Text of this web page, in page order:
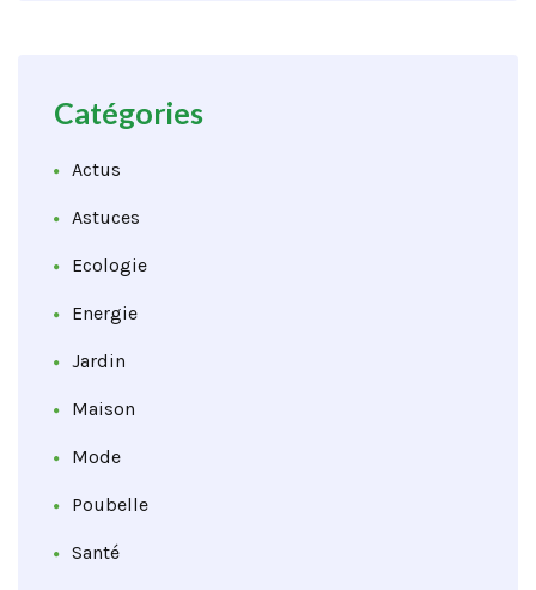
Catégories
Actus
Astuces
Ecologie
Energie
Jardin
Maison
Mode
Poubelle
Santé